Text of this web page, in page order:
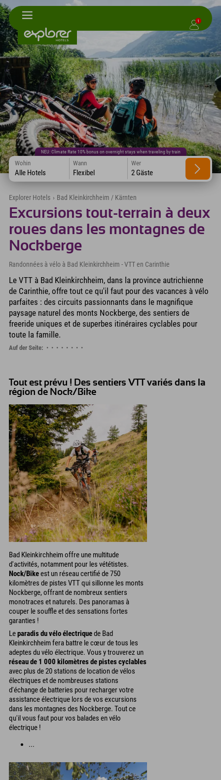
1
NEU: Climate Rate 10% bonus on overnight stays when traveling by train
Wohin
Alle Hotels
Wann
Flexibel
Wer
2 Gäste
Explorer Hotels › Bad Kleinkirchheim / Kärnten
Excursions tout-terrain à deux
roues dans les montagnes de
Nockberge
Randonnées à vélo à Bad Kleinkirchheim - VTT en Carinthie
Le VTT à Bad Kleinkirchheim, dans la province autrichienne
de Carinthie, offre tout ce qu'il faut pour des vacances à vélo
parfaites : des circuits passionnants dans le magnifique
paysage naturel des monts Nockberge, des sentiers de
freeride uniques et de superbes itinéraires cyclables pour
toute la famille.
Auf der Seite:
Tout est prévu ! Des sentiers VTT variés dans la
région de Nock/Bike
Bad Kleinkirchheim offre une multitude
d'activités, notamment pour les vététistes.
Nock/Bikeest un réseau certifié de 750
kilomètres de pistes VTT qui sillonne les monts
Nockberge, offrant de nombreux sentiers
monotraces et naturels. Des panoramas à
couper le souffle et des sensations fortes
garanties !
Leparadis du vélo électriquede Bad
Kleinkirchheim fera battre le cœur de tous les
adeptes du vélo électrique. Vous y trouverez un
réseau de 1 000 kilomètres de pistes cyclables
avec plus de 20 stations de location de vélos
électriques et de nombreuses stations
d'échange de batteries pour recharger votre
assistance électrique lors de vos excursions
dans les montagnes des Nockberge. Tout ce
qu'il vous faut pour vos balades en vélo
électrique !
...